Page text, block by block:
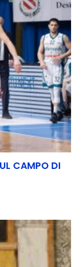
CAMPO DI